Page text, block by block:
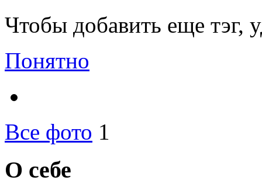
Чтобы добавить еще тэг,
Понятно
Все фото 1
О себе